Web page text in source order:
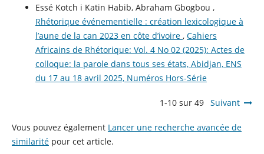
Essé Kotch i Katin Habib, Abraham Gbogbou ,
Rhétorique événementielle : création lexicologique à
l’aune de la can 2023 en côte d’ivoire , Cahiers
Africains de Rhétorique: Vol. 4 No 02 (2025): Actes de
colloque: la parole dans tous ses états, Abidjan, ENS
du 17 au 18 avril 2025, Numéros Hors-Série
1-10 sur 49 Suivant
Vous pouvez également Lancer une recherche avancée de
similaritépour cet article.